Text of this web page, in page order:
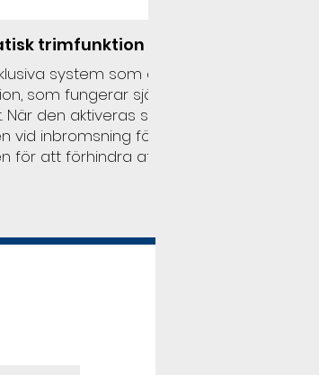
trimfunktion
system som är först i industrin
som fungerar självständigt från den
När den aktiveras sänker
vid inbromsning för skarp kurvtagning,
för att förhindra att fören höjs vid snabb